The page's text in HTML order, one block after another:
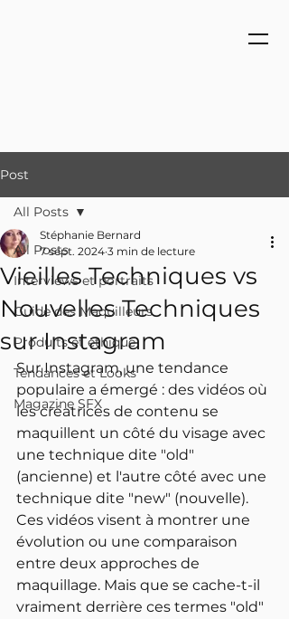
Post
All Posts
Interviews et portraits
Guide des Maquilleurs
Produits et éthique
Tendances et Looks
Magazine SFX
All Posts
Vieilles Techniques vs
Nouvelles Techniques
sur Instagram
Stéphanie Bernard
7 sept. 2024 3 min de lecture
Sur Instagram, une tendance
populaire a émergé : des vidéos où
les créatrices de contenu se
maquillent un côté du visage avec
une technique dite "old"
(ancienne) et l'autre côté avec une
technique dite "new" (nouvelle).
Ces vidéos visent à montrer une
évolution ou une comparaison
entre deux approches de
maquillage. Mais que se cache-t-il
vraiment derrière ces termes "old"